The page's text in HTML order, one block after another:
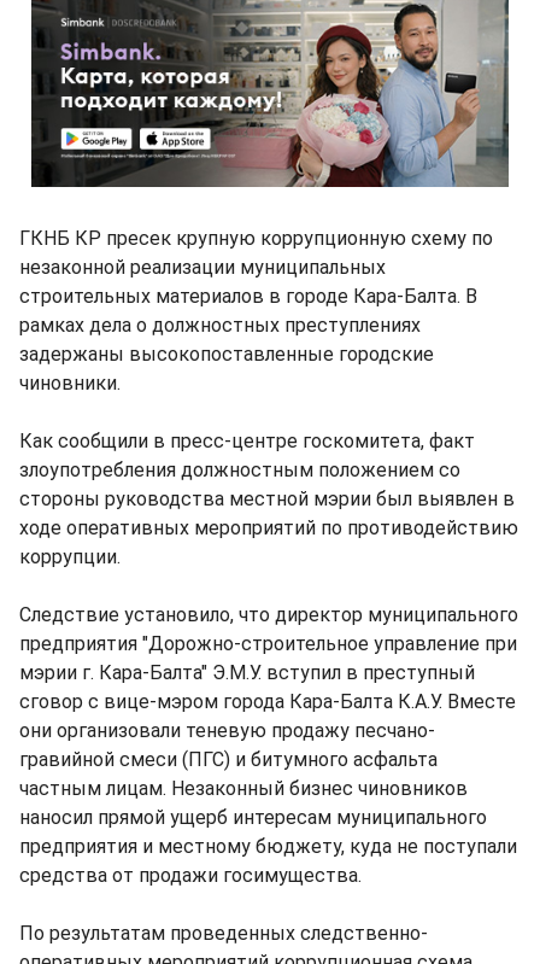
ГКНБ КР пресек крупную коррупционную схему по
незаконной реализации муниципальных
строительных материалов в городе Кара-Балта. В
рамках дела о должностных преступлениях
задержаны высокопоставленные городские
чиновники.
Как сообщили в пресс-центре госкомитета, факт
злоупотребления должностным положением со
стороны руководства местной мэрии был выявлен в
ходе оперативных мероприятий по противодействию
коррупции.
Следствие установило, что директор муниципального
предприятия "Дорожно-строительное управление при
мэрии г. Кара-Балта" Э.М.У. вступил в преступный
сговор с вице-мэром города Кара-Балта К.А.У. Вместе
они организовали теневую продажу песчано-
гравийной смеси (ПГС) и битумного асфальта
частным лицам. Незаконный бизнес чиновников
наносил прямой ущерб интересам муниципального
предприятия и местному бюджету, куда не поступали
средства от продажи госимущества.
По результатам проведенных следственно-